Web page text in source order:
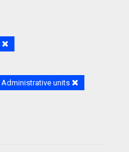
Administrative units